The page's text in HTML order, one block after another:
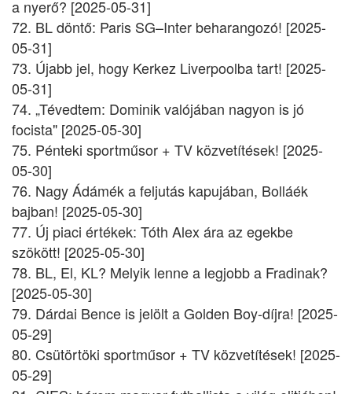
a nyerő? [2025-05-31]
72. BL döntő: Paris SG–Inter beharangozó! [2025-
05-31]
73. Újabb jel, hogy Kerkez Liverpoolba tart! [2025-
05-31]
74. „Tévedtem: Dominik valójában nagyon is jó
focista" [2025-05-30]
75. Pénteki sportműsor + TV közvetítések! [2025-
05-30]
76. Nagy Ádámék a feljutás kapujában, Bolláék
bajban! [2025-05-30]
77. Új piaci értékek: Tóth Alex ára az egekbe
szökött! [2025-05-30]
78. BL, El, KL? Melyik lenne a legjobb a Fradinak?
[2025-05-30]
79. Dárdai Bence is jelölt a Golden Boy-díjra! [2025-
05-29]
80. Csütörtöki sportműsor + TV közvetítések! [2025-
05-29]